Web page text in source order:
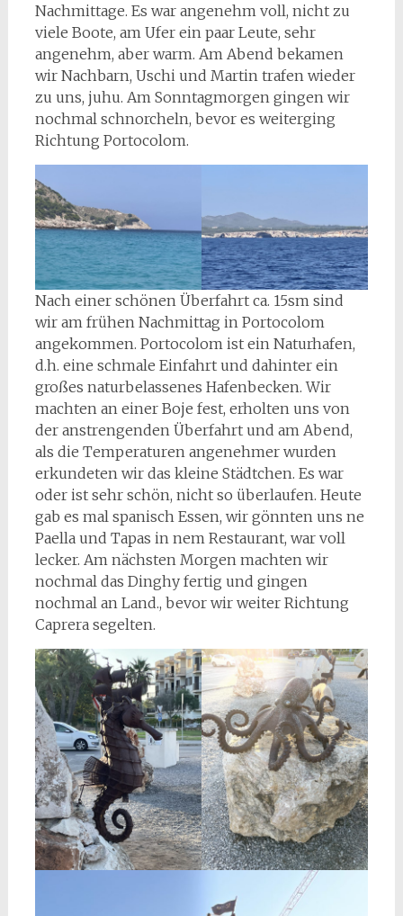
Nachmittage. Es war angenehm voll, nicht zu
viele Boote, am Ufer ein paar Leute, sehr
angenehm, aber warm. Am Abend bekamen
wir Nachbarn, Uschi und Martin trafen wieder
zu uns, juhu. Am Sonntagmorgen gingen wir
nochmal schnorcheln, bevor es weiterging
Richtung Portocolom.
Nach einer schönen Überfahrt ca. 15sm sind
wir am frühen Nachmittag in Portocolom
angekommen. Portocolom ist ein Naturhafen,
d.h. eine schmale Einfahrt und dahinter ein
großes naturbelassenes Hafenbecken. Wir
machten an einer Boje fest, erholten uns von
der anstrengenden Überfahrt und am Abend,
als die Temperaturen angenehmer wurden
erkundeten wir das kleine Städtchen. Es war
oder ist sehr schön, nicht so überlaufen. Heute
gab es mal spanisch Essen, wir gönnten uns ne
Paella und Tapas in nem Restaurant, war voll
lecker. Am nächsten Morgen machten wir
nochmal das Dinghy fertig und gingen
nochmal an Land., bevor wir weiter Richtung
Caprera segelten.